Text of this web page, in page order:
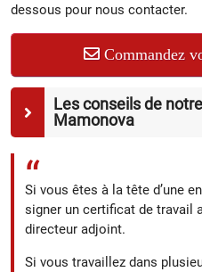
dessous pour nous contacter.
Commandez
Les conseils de
Mamonova
Si vous êtes à la tête d’une
signer un certificat de travail
directeur adjoint.
Si vous travaillez dans